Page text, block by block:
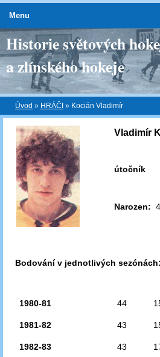
Historie světových
a zlínského hokeje
Úvod » HRÁČI » Kocián Vladimír
Vladimír
útočník
Narozen:
Bodování v jednotlivých sezónách:
1980-81 44
1981-82 43
1982-83 43
Menu